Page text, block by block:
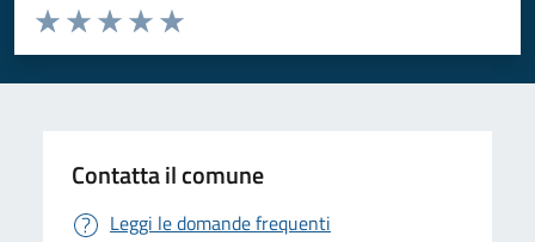
Valuta da 1 a 5 stelle la pagina
Valuta 5 stelle su 5
Valuta 4 stelle su 5
Valuta 3 stelle su 5
Valuta 2 stelle su 5
Valuta 1 stelle su 5
Contatta il comune
Leggi le domande frequenti